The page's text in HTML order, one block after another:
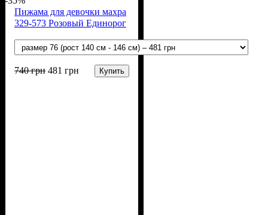
Пижама для девочки махра
329-573 Розовый Единорог
740грн 481 грн Купить